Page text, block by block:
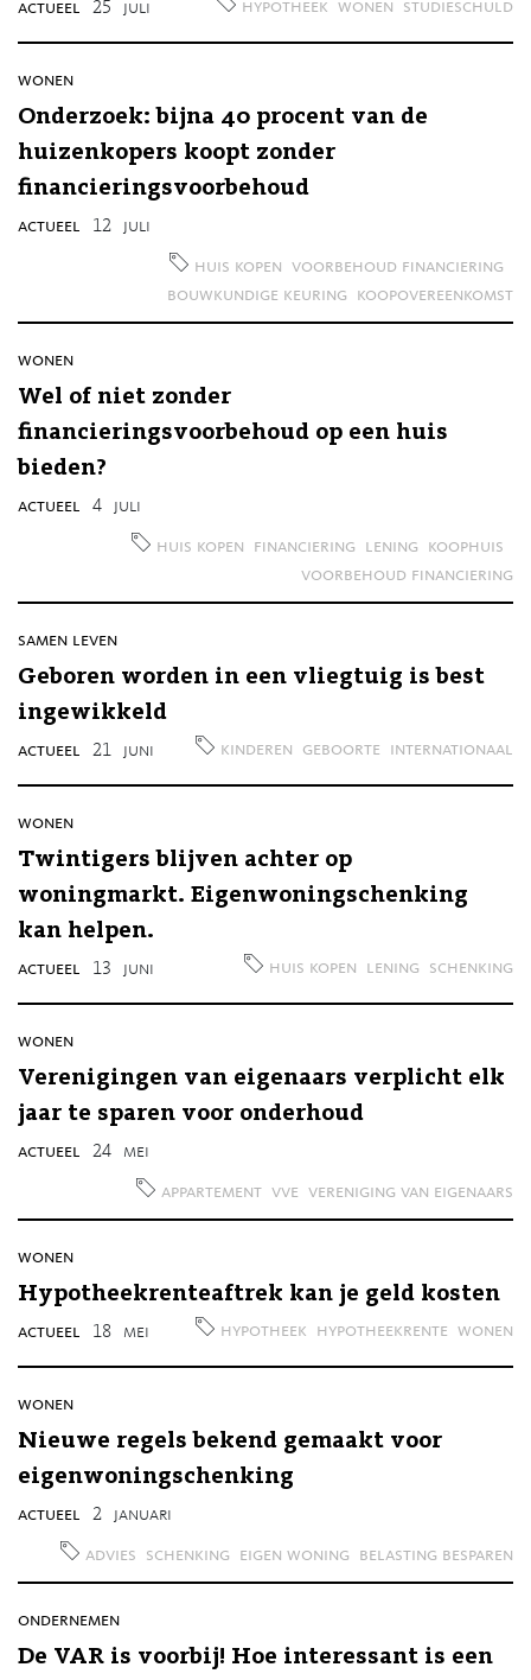
actueel 25 juli hypotheek wonen studieschuld
wonen
Onderzoek: bijna 40 procent van de
huizenkopers koopt zonder
financieringsvoorbehoud
actueel 12 juli
huis kopen voorbehoud financiering
bouwkundige keuring
koopovereenkomst
wonen
Wel of niet zonder
financieringsvoorbehoud op een huis
bieden?
actueel 4 juli
huis kopen financiering lening
koophuis
voorbehoud financiering
samen leven
Geboren worden in een vliegtuig is best
ingewikkeld
actueel 21 juni kinderen geboorte internationaal
wonen
Twintigers blijven achter op
woningmarkt. Eigenwoningschenking
kan helpen.
actueel 13 juni huis kopen lening schenking
wonen
Verenigingen van eigenaars verplicht elk
jaar te sparen voor onderhoud
actueel 24 mei
appartement vve vereniging van eigenaars
wonen
Hypotheekrenteaftrek kan je geld kosten
actueel 18 mei hypotheek hypotheekrente wonen
wonen
Nieuwe regels bekend gemaakt voor
eigenwoningschenking
actueel 2 januari
advies schenking eigen woning belasting besparen
ondernemen
De VAR is voorbij! Hoe interessant is een